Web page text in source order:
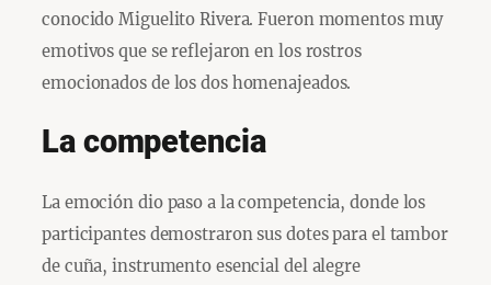
conocido Miguelito Rivera. Fueron momentos muy
emotivos que se reflejaron en los rostros
emocionados de los dos homenajeados.
La competencia
La emoción dio paso a la competencia, donde los
participantes demostraron sus dotes para el tambor
de cuña, instrumento esencial del alegre